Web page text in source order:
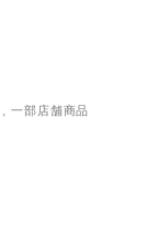
一部店舗商品